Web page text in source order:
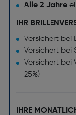
Alle 2 Jahre
IHR
Versichert bei
Versichert bei
Versichert bei
25%)
IHRE